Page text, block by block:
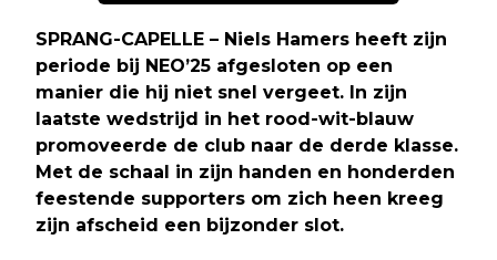
SPRANG-CAPELLE – Niels Hamers heeft zijn
periode bij NEO’25 afgesloten op een
manier die hij niet snel vergeet. In zijn
laatste wedstrijd in het rood-wit-blauw
promoveerde de club naar de derde klasse.
Met de schaal in zijn handen en honderden
feestende supporters om zich heen kreeg
zijn afscheid een bijzonder slot.